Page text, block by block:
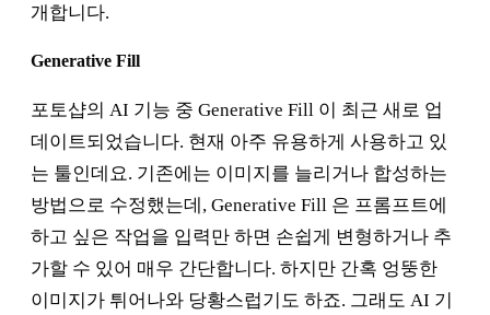
개합니다.
Generative Fill
포토샵의 AI 기능 중 Generative Fill 이 최근 새로 업
데이트되었습니다. 현재 아주 유용하게 사용하고 있
는 툴인데요. 기존에는 이미지를 늘리거나 합성하는
방법으로 수정했는데, Generative Fill 은 프롬프트에
하고 싶은 작업을 입력만 하면 손쉽게 변형하거나 추
가할 수 있어 매우 간단합니다. 하지만 간혹 엉뚱한
이미지가 튀어나와 당황스럽기도 하죠. 그래도 AI 기